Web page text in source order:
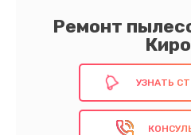
Ремонт
УЗНАТЬ